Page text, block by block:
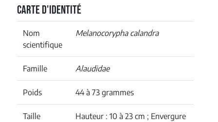
Carte d'identité
Nom
scientifique
Melanocorypha calandra
Famille Alaudidae
Poids 44 à 73 grammes
Taille
Hauteur : 10 à 23 cm ; Envergure